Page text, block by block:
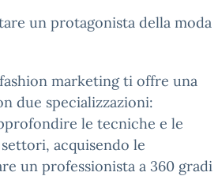
un protagonista della moda
marketing ti offre una
due specializzazioni:
le tecniche e le
acquisendo le
un professionista a 360 gradi